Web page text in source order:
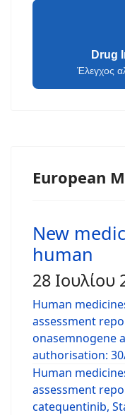
Drug
Έλεγχος
European
New
human
28 Ιουλίου
Human
assessment
onasemnogene
authorisation:
Human
assessment
catequentinib,